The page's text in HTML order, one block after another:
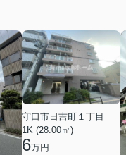
守口市日吉町１丁目
1K (28.00㎡)
6万円